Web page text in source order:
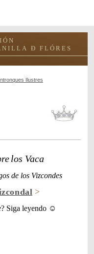
I Ó N
I L L A Ð F L Ó R E S
Ilustres
los Vaca
de los Vizcondes
>
? Siga leyendo ☺